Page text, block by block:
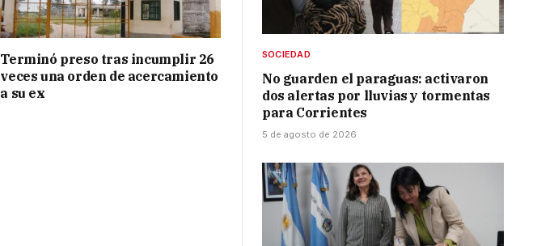
Terminó preso tras incumplir 26
veces una orden de acercamiento
a su ex
SOCIEDAD
No guarden el paraguas: activaron
dos alertas por lluvias y tormentas
para Corrientes
5 de agosto de 2026